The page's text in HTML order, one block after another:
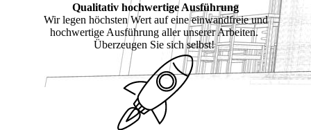
Qualitativ hochwertige Ausführung
Wir legen höchsten Wert auf eine einwandfreie und
hochwertige Ausführung aller unserer Arbeiten.
Überzeugen Sie sich selbst!